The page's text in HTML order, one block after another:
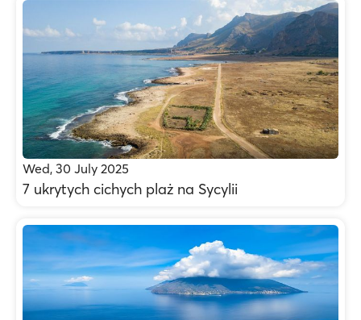
Wed, 30 July 2025
7 ukrytych cichych plaż na Sycylii